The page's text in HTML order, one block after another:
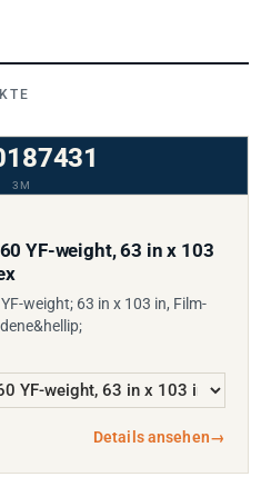
3M
YF-weight, 63 in x 103
weight; 63 in x 103 in, Film-
Details ansehen→